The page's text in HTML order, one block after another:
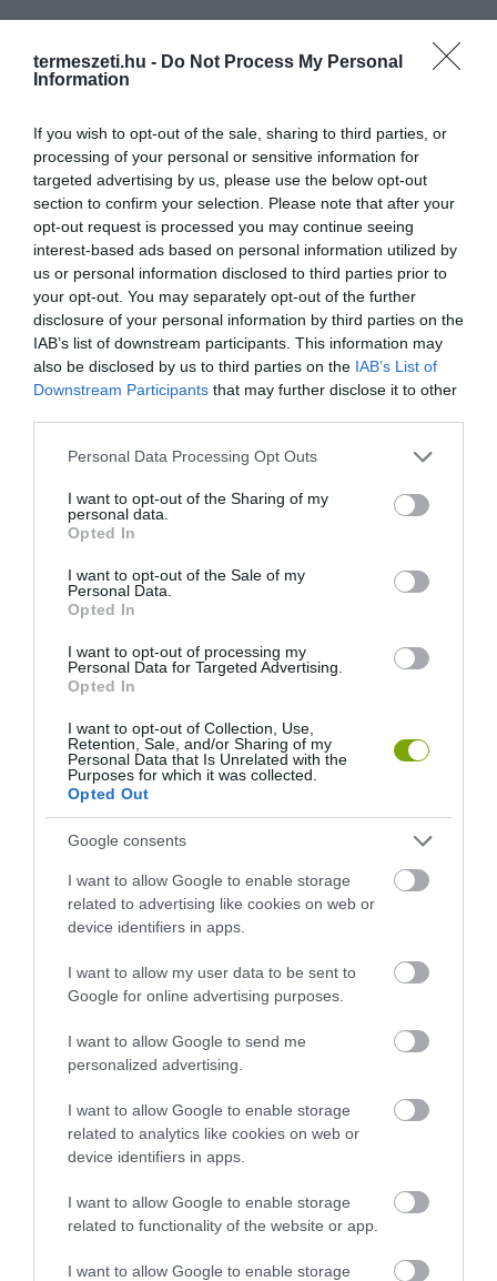
termeszeti.hu - Do Not Process My Personal
Information
If you wish to opt-out of the sale, sharing to third parties, or
processing of your personal or sensitive information for
targeted advertising by us, please use the below opt-out
section to confirm your selection. Please note that after your
opt-out request is processed you may continue seeing
interest-based ads based on personal information utilized by
us or personal information disclosed to third parties prior to
your opt-out. You may separately opt-out of the further
disclosure of your personal information by third parties on the
IAB’s list of downstream participants. This information may
also be disclosed by us to third parties on the IAB’s List of
Downstream Participants that may further disclose it to other
Please note that this website/app uses one or more Google
not limited to your visit or usage behaviour. You may click to
grant or deny consent to Google and its third-party tags to
use your data for below specified purposes in below Google
consent section.
Personal Data Processing Opt Outs
I want to opt-out of the Sharing of my
personal data.
Opted In
I want to opt-out of the Sale of my
Personal Data.
Opted In
I want to opt-out of processing my
Personal Data for Targeted Advertising.
Opted In
I want to opt-out of Collection, Use,
Retention, Sale, and/or Sharing of my
Personal Data that Is Unrelated with the
Purposes for which it was collected.
Opted Out
Google consents
I want to allow Google to enable storage
related to advertising like cookies on web or
device identifiers in apps.
I want to allow my user data to be sent to
Google for online advertising purposes.
I want to allow Google to send me
personalized advertising.
I want to allow Google to enable storage
related to analytics like cookies on web or
device identifiers in apps.
I want to allow Google to enable storage
related to functionality of the website or app.
I want to allow Google to enable storage
ELŐZŐ CIKK
BÜSZKE VAGY A KOMPOSZTÁLÓDRA? NEVEZD A
2 MILLIÓ NAPRAFORGÓT ÜLTETETT A KARANTÉN ALATT EGY
FARMER, HOGY ÖRÖMET VARÁZSOLJON AZ ARCOKRA
HASONLÓ ÉRDEKESSÉGEK